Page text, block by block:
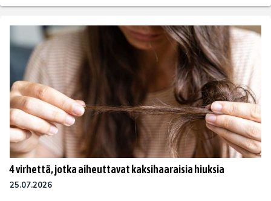
4 virhettä, jotka aiheuttavat kaksihaaraisia hiuksia
25.07.2026